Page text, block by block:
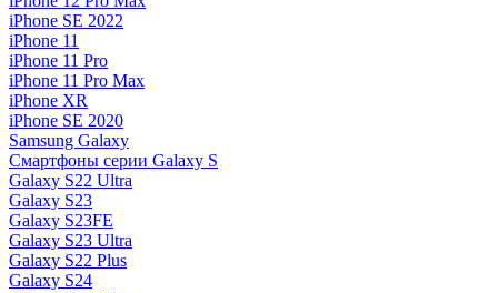
iPhone SE 2022
iPhone 11
iPhone 11 Pro
iPhone 11 Pro Max
iPhone XR
iPhone SE 2020
Samsung Galaxy
Смартфоны серии Galaxy S
Galaxy S22 Ultra
Galaxy S23
Galaxy S23FE
Galaxy S23 Ultra
Galaxy S22 Plus
Galaxy S24